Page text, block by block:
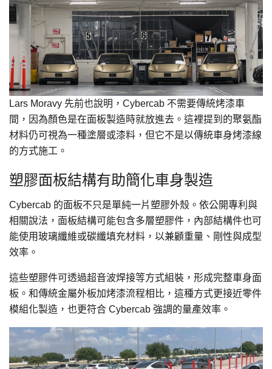
Lars Moravy 先前也說明，Cybercab 不需要傳統烤漆車
間，因為顏色是在面板製造時就放進去。這裡提到的聚氨酯
材料仍可視為一種塗層或漆料，但它不是以傳統車身烤漆線
的方式施工。
塑膠面板結構有助簡化車身製造
Cybercab 的面板不只是單純一片塑膠外殼。依公開專利與
相關說法，面板結構可能包含多層塑膠件，內部結構件也可
能使用玻璃纖維或碳纖填充材料，以兼顧重量、剛性與成型
效率。
這些塑膠件可透過超音波焊接等方式組裝，形成完整車身面
板。和傳統金屬外板加烤漆流程相比，這種方式更接近零件
模組化製造，也更符合 Cybercab 強調的量產效率。